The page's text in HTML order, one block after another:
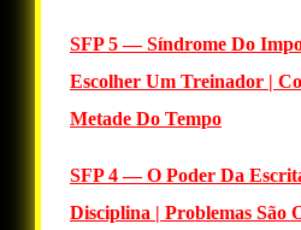
SFP 5 — Síndrome Do
Escolher Um Treinador |
Metade Do Tempo
SFP 4 — O Poder Da
Disciplina | Problemas São